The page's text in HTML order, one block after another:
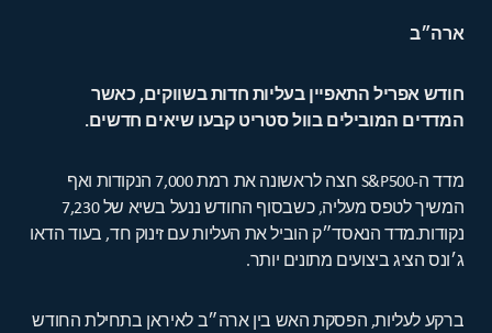
ארה״ב
חודש אפריל התאפיין בעליות חדות בשווקים, כאשר
המדדים המובילים בוול סטריט קבעו שיאים חדשים.
מדד ה-S&P500 חצה לראשונה את רמת 7,000 הנקודות ואף
המשיך לטפס מעליה, כשבסוף החודש ננעל בשיא של 7,230
נקודות.מדד הנאסד״ק הוביל את העליות עם זינוק חד, בעוד הדאו
ג׳ונס הציג ביצועים מתונים יותר.
ברקע לעליות, הפסקת האש בין ארה״ב לאיראן בתחילת החודש